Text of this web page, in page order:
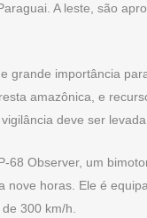
A leste, são
grande importância
amazônica, e
deve ser
68 Observer, um
horas. Ele é
300 km/h.